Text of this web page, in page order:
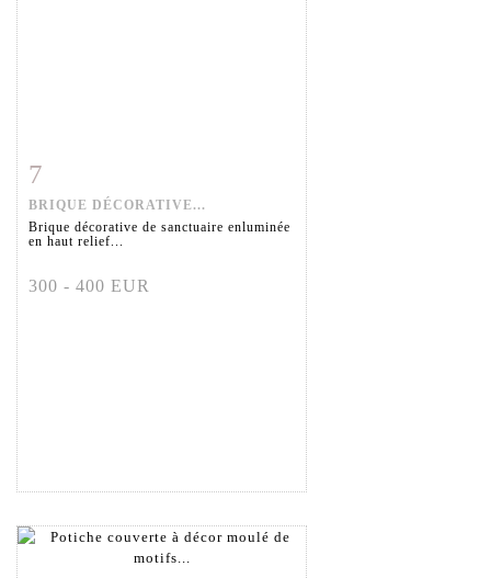
7
BRIQUE DÉCORATIVE...
Brique décorative de sanctuaire enluminée
en haut relief...
300 - 400 EUR